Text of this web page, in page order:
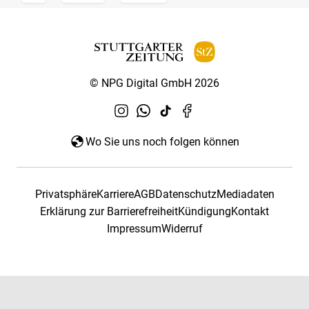
© NPG Digital GmbH 2026
Wo Sie uns noch folgen können
PrivatsphäreKarriereAGBDatenschutzMediadaten
Erklärung zur BarrierefreiheitKündigungKontakt
ImpressumWiderruf